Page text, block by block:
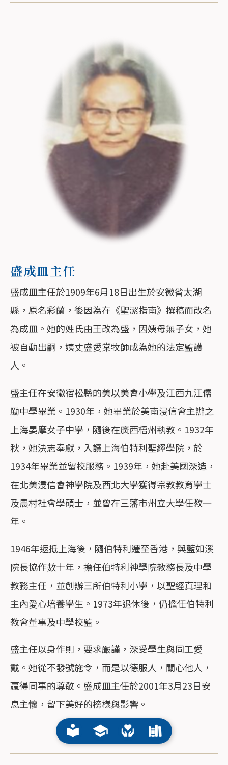
盛成皿主任
盛成皿主任於1909年6月18日出生於安徽省太湖
縣，原名彩蘭，後因為在《聖潔指南》撰稿而改名
為成皿。她的姓氏由王改為盛，因姨母無子女，她
被自動出嗣，姨丈盛愛棠牧師成為她的法定監護
人。
盛主任在安徽宿松縣的美以美會小學及江西九江儒
勵中學畢業。1930年，她畢業於美南浸信會主辦之
上海晏摩女子中學，隨後在廣西梧州執教。1932年
秋，她決志奉獻，入讀上海伯特利聖經學院，於
1934年畢業並留校服務。1939年，她赴美國深造，
在北美浸信會神學院及西北大學獲得宗教教育學士
及農村社會學碩士，並曾在三藩市州立大學任教一
年。
1946年返抵上海後，隨伯特利遷至香港，與藍如溪
院長協作數十年，擔任伯特利神學院教務長及中學
教務主任，並創辦三所伯特利小學，以聖經真理和
主內愛心培養學生。1973年退休後，仍擔任伯特利
教會董事及中學校監。
盛主任以身作則，要求嚴謹，深受學生與同工愛
戴。她從不發號施令，而是以德服人，關心他人，
贏得同事的尊敬。盛成皿主任於2001年3月23日安
息主懷，留下美好的榜樣與影響。